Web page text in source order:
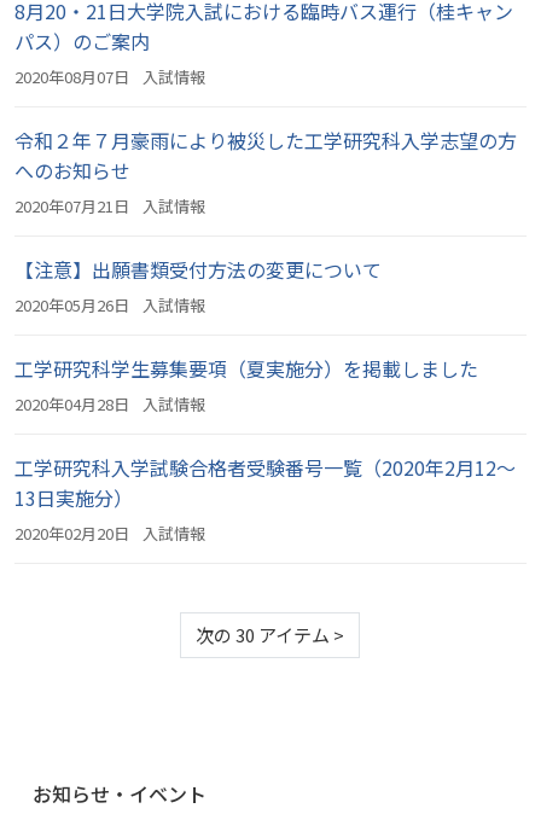
8月20・21日大学院入試における臨時バス運行（桂キャン
パス）のご案内
2020年08月07日 入試情報
令和２年７月豪雨により被災した工学研究科入学志望の方
へのお知らせ
2020年07月21日 入試情報
【注意】出願書類受付方法の変更について
2020年05月26日 入試情報
工学研究科学生募集要項（夏実施分）を掲載しました
2020年04月28日 入試情報
工学研究科入学試験合格者受験番号一覧（2020年2月12～
13日実施分）
2020年02月20日 入試情報
次の 30 アイテム >
お知らせ・イベント